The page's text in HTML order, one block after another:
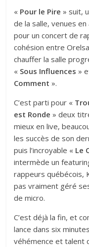
« Pour le Pire » suit,
de la salle, venues
pour un concert de
cohésion entre
chauffer la salle
« Sous Influences »
Comment ».
C’est parti pour «
est Ronde » deux
mieux en live,
les succès de son
puis l’incroyable « Le
intermède un
rappeurs québécois,
pas vraiment géré
de micro.
C’est déjà la fin, et
lance dans six
véhémence et talent